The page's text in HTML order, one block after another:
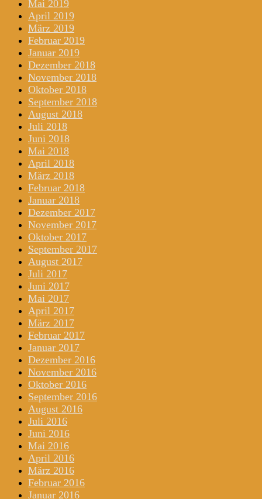
Mai 2019
April 2019
März 2019
Februar 2019
Januar 2019
Dezember 2018
November 2018
Oktober 2018
September 2018
August 2018
Juli 2018
Juni 2018
Mai 2018
April 2018
März 2018
Februar 2018
Januar 2018
Dezember 2017
November 2017
Oktober 2017
September 2017
August 2017
Juli 2017
Juni 2017
Mai 2017
April 2017
März 2017
Februar 2017
Januar 2017
Dezember 2016
November 2016
Oktober 2016
September 2016
August 2016
Juli 2016
Juni 2016
Mai 2016
April 2016
März 2016
Februar 2016
Januar 2016